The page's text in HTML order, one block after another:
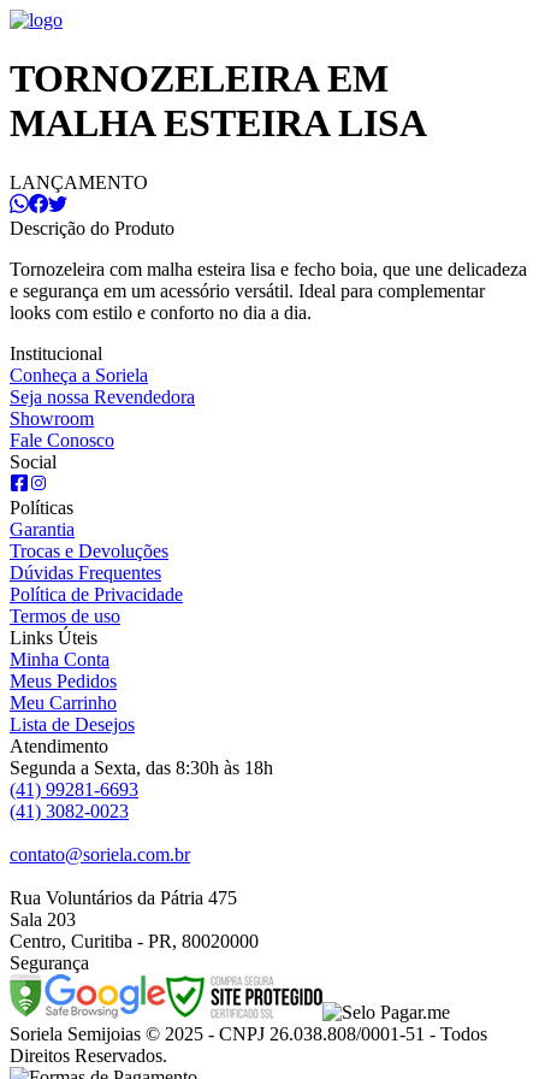
TORNOZELEIRA EM
MALHA ESTEIRA LISA
LANÇAMENTO
Descrição do Produto
Tornozeleira com malha esteira lisa e fecho boia, que une delicadeza
e segurança em um acessório versátil. Ideal para complementar
looks com estilo e conforto no dia a dia.
Institucional
Conheça a Soriela
Seja nossa Revendedora
Showroom
Fale Conosco
Social
Políticas
Garantia
Trocas e Devoluções
Dúvidas Frequentes
Política de Privacidade
Termos de uso
Links Úteis
Minha Conta
Meus Pedidos
Meu Carrinho
Lista de Desejos
Atendimento
Segunda a Sexta, das 8:30h às 18h
(41) 99281-6693
(41) 3082-0023
contato@soriela.com.br
Rua Voluntários da Pátria 475
Sala 203
Centro, Curitiba - PR, 80020000
Segurança
Soriela Semijoias © 2025 - CNPJ 26.038.808/0001-51 - Todos
Direitos Reservados.